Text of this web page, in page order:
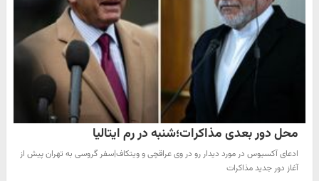
محل دور بعدی مذاکرات؛شنبه در رم ایتالیا
ادعای آکسیوس در مورد دیدار رو در وی عراقچی و ویتکاف|سفر گروسی به تهران پیش از
آغاز دور جدید مذاکرات